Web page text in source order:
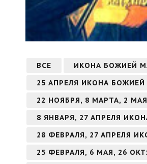
ВСЕ
ИКОНА БОЖИЕЙ
25 АПРЕЛЯ ИКОНА
22 НОЯБРЯ, 8 МАРТА, 2
8 ЯНВАРЯ, 27 АПРЕЛЯ
28 ФЕВРАЛЯ, 27 АПРЕЛЯ
25 ФЕВРАЛЯ, 6 МАЯ, 26